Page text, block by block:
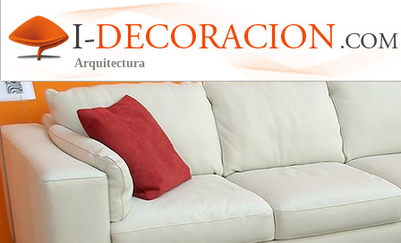
Arquitectura